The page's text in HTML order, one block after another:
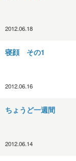
2012.06.18
寝顔 その1
2012.06.16
ちょうど一週間
2012.06.14